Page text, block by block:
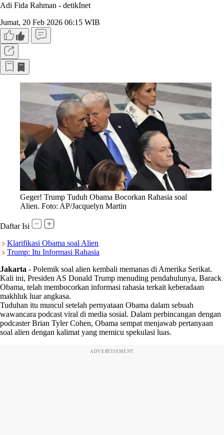
Adi Fida Rahman - detikInet
Jumat, 20 Feb 2026 06:15 WIB
Geger! Trump Tuduh Obama Bocorkan Rahasia soal
Alien. Foto: AP/Jacquelyn Martin
Daftar Isi
Klarifikasi Obama soal Alien
Trump: Itu Informasi Rahasia
Jakarta - Polemik soal alien kembali memanas di Amerika Serikat.
Kali ini, Presiden AS Donald Trump menuding pendahulunya, Barack
Obama, telah membocorkan informasi rahasia terkait keberadaan
makhluk luar angkasa.
Tuduhan itu muncul setelah pernyataan Obama dalam sebuah
wawancara podcast viral di media sosial. Dalam perbincangan dengan
podcaster Brian Tyler Cohen, Obama sempat menjawab pertanyaan
soal alien dengan kalimat yang memicu spekulasi luas.
ADVERTISEMENT